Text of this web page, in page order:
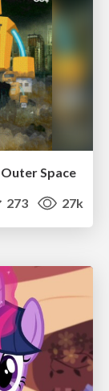
Space
273 27k